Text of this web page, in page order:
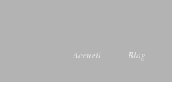
Accueil Blog